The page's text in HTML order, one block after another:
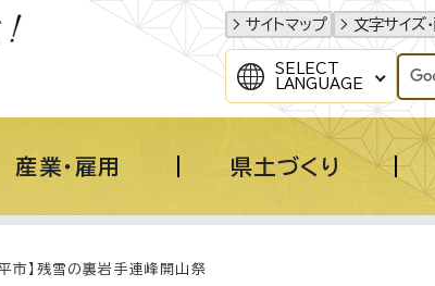
サイトマップ 文字サイズ
SELECT
LANGUAGE
産業・雇用 県土づくり
市】残雪の裏岩手連峰開山祭